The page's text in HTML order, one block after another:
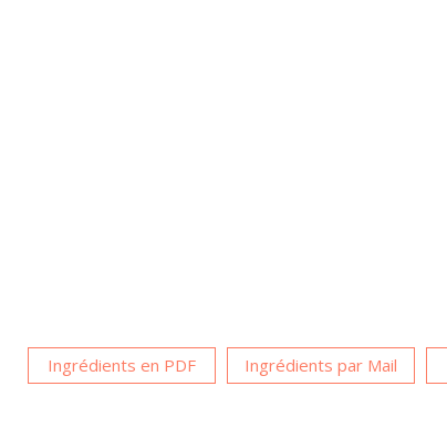
Ingrédients en PDF Ingrédients par Mail